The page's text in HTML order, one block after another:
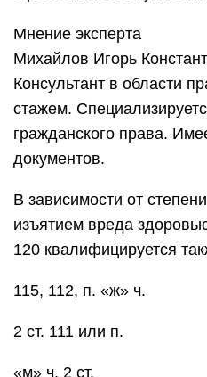
Мнение эксперта
Михайлов Игорь
Консультант в области
стажем.
гражданского права.
документов.
В зависимости от
изъятием вреда
120 квалифицируется
115, 112, п. «ж» ч.
2 ст. 111 или п.
«м» ч. 2 ст.